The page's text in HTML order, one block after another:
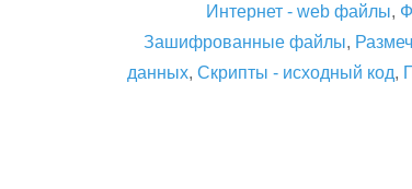
Интернет - web файлы,
Зашифрованные файлы,
данных, Скрипты - исходный код,